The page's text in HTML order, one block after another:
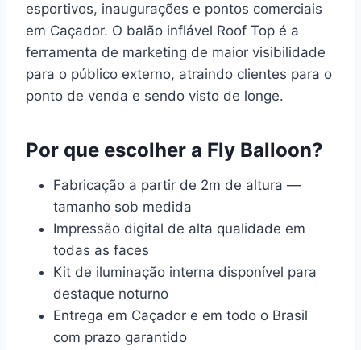
esportivos, inaugurações e pontos comerciais
em Caçador. O balão inflável Roof Top é a
ferramenta de marketing de maior visibilidade
para o público externo, atraindo clientes para o
ponto de venda e sendo visto de longe.
Por que escolher a Fly Balloon?
Fabricação a partir de 2m de altura —
tamanho sob medida
Impressão digital de alta qualidade em
todas as faces
Kit de iluminação interna disponível para
destaque noturno
Entrega em Caçador e em todo o Brasil
com prazo garantido